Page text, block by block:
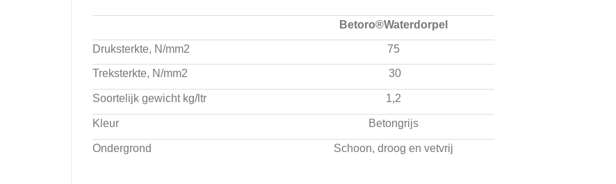
Betoro®Waterdorpel
Druksterkte, N/mm2 75
Treksterkte, N/mm2 30
Soortelijk gewicht kg/ltr 1,2
Kleur Betongrijs
Ondergrond Schoon, droog en vetvrij